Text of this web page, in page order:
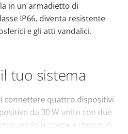
in un armadietto di
IP66, diventa resistente
e gli atti vandalici.
tuo sistema
connettere quattro dispositivi
da 30 W unito con due
le spese e i tempi di